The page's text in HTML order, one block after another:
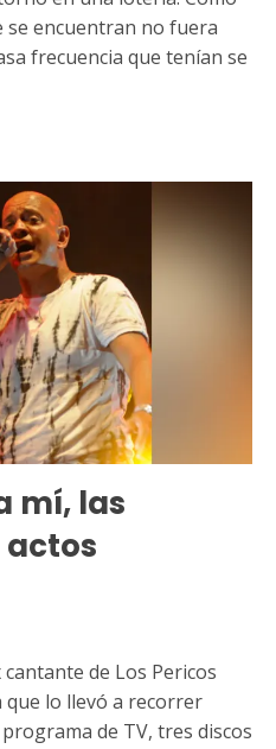
se encuentran no fuera
frecuencia que tenían se
mí, las
actos
cantante de Los Pericos
lo llevó a recorrer
de TV, tres discos